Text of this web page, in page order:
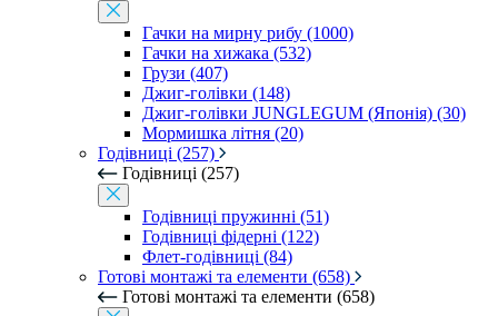
Гачки на мирну рибу (1000)
Гачки на хижака (532)
Грузи (407)
Джиг-голівки (148)
Джиг-голівки JUNGLEGUM (Японія) (30)
Мормишка літня (20)
Годівниці (257)
Годівниці (257)
Годівниці пружинні (51)
Годівниці фідерні (122)
Флет-годівниці (84)
Готові монтажі та елементи (658)
Готові монтажі та елементи (658)